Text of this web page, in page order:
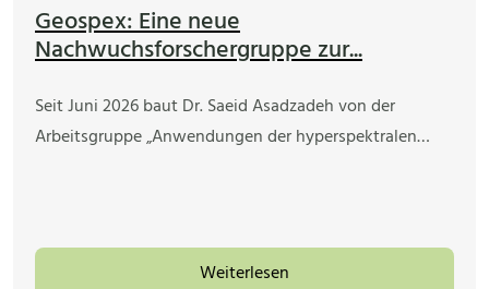
Geospex: Eine neue
Nachwuchsforschergruppe zur...
Seit Juni 2026 baut Dr. Saeid Asadzadeh von der
Arbeitsgruppe „Anwendungen der hyperspektralen…
Weiterlesen